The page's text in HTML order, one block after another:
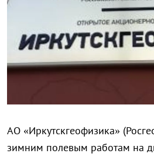
АО «Иркутскгеофизика»
зимним полевым работам на